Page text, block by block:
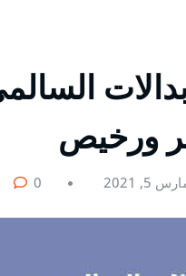
ورخيص
5, 2021
0